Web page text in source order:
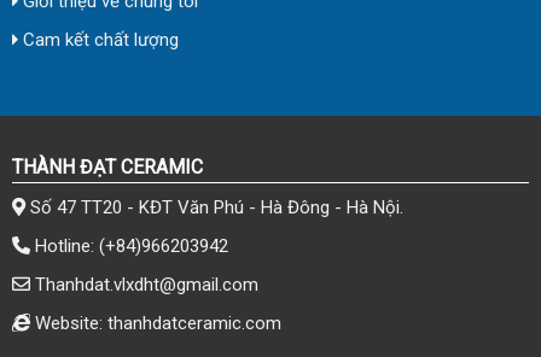
Cam kết chất lượng
THÀNH ĐẠT CERAMIC
Số 47 TT20 - KĐT Văn Phú - Hà Đông - Hà Nội.
Hotline: (+84)966203942
Thanhdat.vlxdht@gmail.com
Website: thanhdatceramic.com